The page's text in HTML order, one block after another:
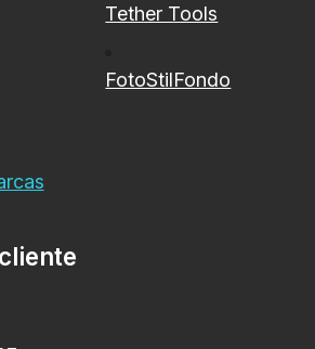
Tether Tools
FotoStilFondo